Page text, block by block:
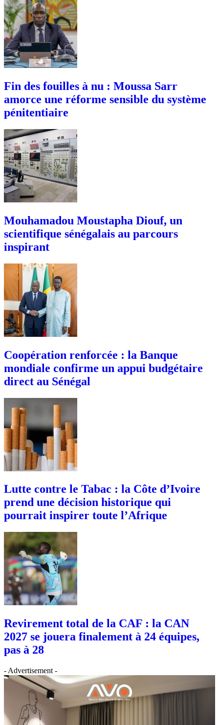
Fin des fouilles à nu : Moussa Sarr
amorce une réforme sensible du système
pénitentiaire
Mouhamadou Moustapha Diouf, un
scientifique sénégalais au parcours
inspirant
Coopération renforcée : la Banque
mondiale confirme un appui budgétaire
direct au Sénégal
Lutte contre le Tabac : la Côte d’Ivoire
prend une décision historique qui
pourrait inspirer toute l’Afrique
Revirement total de la CAF : la CAN
2027 se jouera finalement à 24 équipes,
pas à 28
- Advertisement -